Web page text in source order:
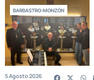
BARBASTRO-MONZÓN
5 Agosto 2026